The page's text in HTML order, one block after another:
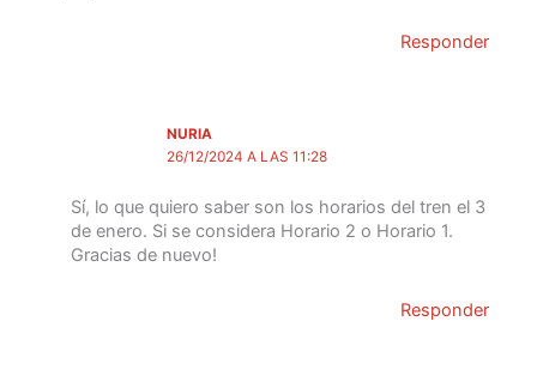
Responder
NURIA
26/12/2024 A LAS 11:28
Sí, lo que quiero saber son los horarios del tren el 3
de enero. Si se considera Horario 2 o Horario 1.
Gracias de nuevo!
Responder